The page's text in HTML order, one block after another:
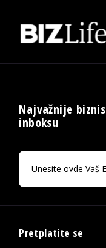
Najvažnije
inboksu
Pretplatite se